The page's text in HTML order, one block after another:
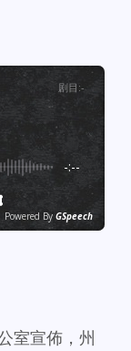
剧目 :-
-:--
Powered By GSpeech
室宣佈，州